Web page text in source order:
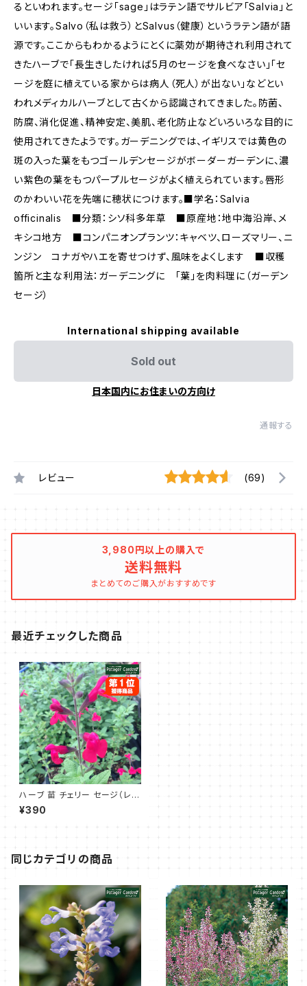
るといわれます。セージ「sage」はラテン語でサルビア「Salvia」と
いいます。Salvo（私は救う）とSalvus（健康）というラテン語が語
源です。ここからもわかるようにとくに薬効が期待され利用されて
きたハーブで「長生きしたければ5月のセージを食べなさい」「セ
ージを庭に植えている家からは病人（死人）が出ない」などとい
われメディカルハーブとして古くから認識されてきました。防菌、
防腐、消化促進、精神安定、美肌、老化防止などいろいろな目的に
使用されてきたようです。ガーデニングでは、イギリスでは黄色の
斑の入った葉をもつゴールデンセージがボーダーガーデンに、濃
い紫色の葉をもつパープルセージがよく植えられています。唇形
のかわいい花を先端に穂状につけます。■学名：Salvia
officinalis ■分類：シソ科多年草 ■原産地：地中海沿岸、メ
キシコ地方 ■コンパニオンプランツ：キャベツ、ローズマリー、ニ
ンジン コナガやハエを寄せつけず、風味をよくします ■収穫
箇所と主な利用法：ガーデニングに 「葉」を肉料理に（ガーデン
セージ）
International shipping available
Sold out
日本国内にお住まいの方向け
通報する
レビュー (69)
3,980円以上の購入で
送料無料
まとめてのご購入がおすすめです
最近チェックした商品
ハーブ 苗 チェリー セージ（レッ
ド）
¥390
同じカテゴリの商品